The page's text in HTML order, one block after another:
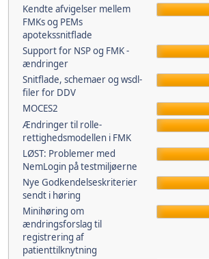
Kendte afvigelser mellem
FMKs og PEMs
apotekssnitflade
Support for NSP og FMK -
ændringer
Snitflade, schemaer og wsdl-
filer for DDV
MOCES2
Ændringer til rolle-
rettighedsmodellen i FMK
LØST: Problemer med
NemLogin på testmiljøerne
Nye Godkendelseskriterier
sendt i høring
Minihøring om
ændringsforslag til
registrering af
patienttilknytning